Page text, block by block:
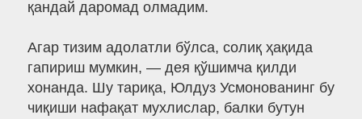
қандай даромад олмадим.
Агар тизим адолатли бўлса, солиқ ҳақида
гапириш мумкин, — дея қўшимча қилди
хонанда. Шу тариқа, Юлдуз Усмонованинг бу
чиқиши нафақат мухлислар, балки бутун